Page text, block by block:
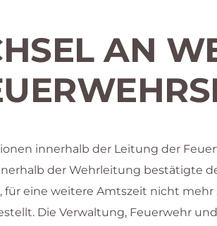
AN
innerhalb der Leitung der
der Wehrleitung bestätigte
eine weitere Amtszeit nicht
Die Verwaltung, Feuerwehr